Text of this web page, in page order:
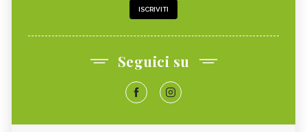
ISCRIVITI
Seguici su